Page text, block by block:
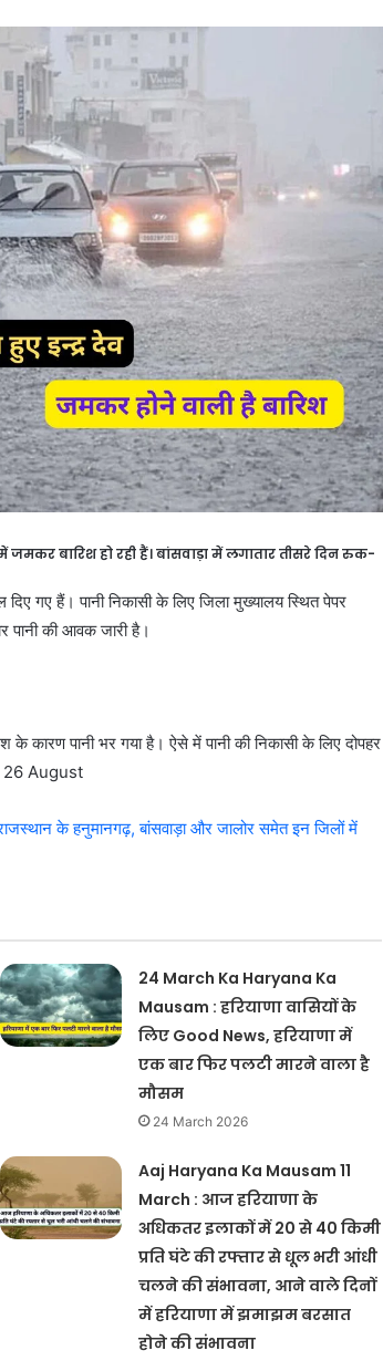
जमकर बारिश हो रही हैं। बांसवाड़ा में लगातार तीसरे दिन रुक-
दिए गए हैं। पानी निकासी के लिए जिला मुख्यालय स्थित पेपर
पानी की आवक जारी है।
के कारण पानी भर गया है। ऐसे में पानी की निकासी के लिए दोपहर
26 August
के हनुमानगढ़, बांसवाड़ा और जालोर समेत इन जिलों में
24 March Ka Haryana Ka
Mausam : हरियाणा वासियों के
लिए Good News, हरियाणा में
एक बार फिर पलटी मारने वाला है
मौसम
24 March 2026
Aaj Haryana Ka Mausam 11
March : आज हरियाणा के
अधिकतर इलाकों में 20 से 40 किमी
प्रति घंटे की रफ्तार से धूल भरी आंधी
चलने की संभावना, आने वाले दिनों
में हरियाणा में झमाझम बरसात
होने की संभावना
Haryana Me Barish Kab Hogi :
हरियाणा वासियों के मन को खुश कर देने
वाली खबर, हरियाणा की बॉर्डर पर दस्तक
देने वाला है एक नया पश्चिमी विक्षोभ